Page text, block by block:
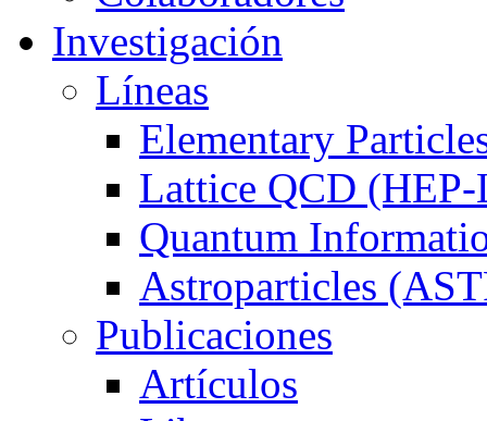
Investigación
Líneas
Elementary
Lattice QCD
Quantum
Astroparticles
Publicaciones
Artículos